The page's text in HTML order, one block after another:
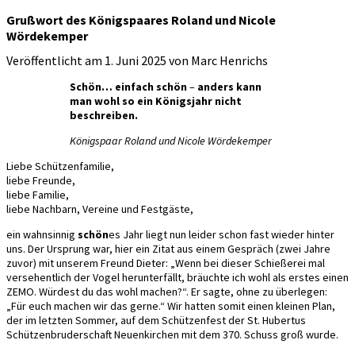
Grußwort des Königspaares Roland und Nicole
Wördekemper
Veröffentlicht am 1. Juni 2025 von Marc Henrichs
Schön… einfach schön– anders kann
man wohl so ein Königsjahr nicht
beschreiben.
Königspaar Roland und Nicole Wördekemper
Liebe Schützenfamilie,
liebe Freunde,
liebe Familie,
liebe Nachbarn, Vereine und Festgäste,
ein wahnsinnig schönes Jahr liegt nun leider schon fast wieder hinter
uns. Der Ursprung war, hier ein Zitat aus einem Gespräch (zwei Jahre
zuvor) mit unserem Freund Dieter: „Wenn bei dieser Schießerei mal
versehentlich der Vogel herunterfällt, bräuchte ich wohl als erstes einen
ZEMO. Würdest du das wohl machen?“. Er sagte, ohne zu überlegen:
„Für euch machen wir das gerne.“ Wir hatten somit einen kleinen Plan,
der im letzten Sommer, auf dem Schützenfest der St. Hubertus
Schützenbruderschaft Neuenkirchen mit dem 370. Schuss groß wurde.